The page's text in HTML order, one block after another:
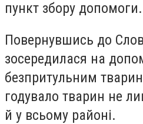
пункт збору допомоги.
Повернувшись до
зосередилася на
безпритульним
годувало тварин не
й у всьому районі.